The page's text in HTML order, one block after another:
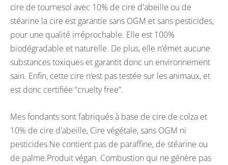
cire de tournesol avec 10% de cire d'abeille ou de
stéarine la cire est garantie sans OGM et sans pesticides,
pour une qualité irréprochable. Elle est 100%
biodégradable et naturelle. De plus, elle n’émet aucune
substances toxiques et garantit donc un environnement
sain. Enfin, cette cire n’est pas testée sur les animaux, et
est donc certifiée “cruelty free”.
Mes fondants sont fabriqués à base de cire de colza et
10% de cire d'abeille, Cire végétale, sans OGM ni
pesticides.Ne contient pas de paraffine, de stéarine ou
de palme.Produit végan. Combustion qui ne génère pas